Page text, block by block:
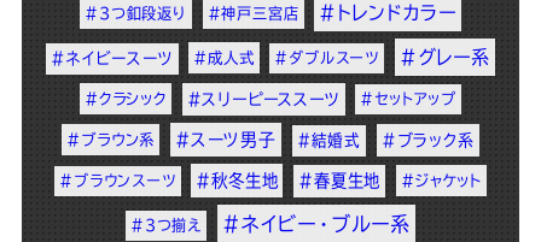
#3つ釦段返り #神戸三宮店 #トレンドカラー
#ネイビースーツ #成人式 #ダブルスーツ #グレー系
#クラシック #スリーピーススーツ #セットアップ
#ブラウン系 #スーツ男子 #結婚式 #ブラック系
#ブラウンスーツ #秋冬生地 #春夏生地 #ジャケット
#3つ揃え #ネイビー・ブルー系